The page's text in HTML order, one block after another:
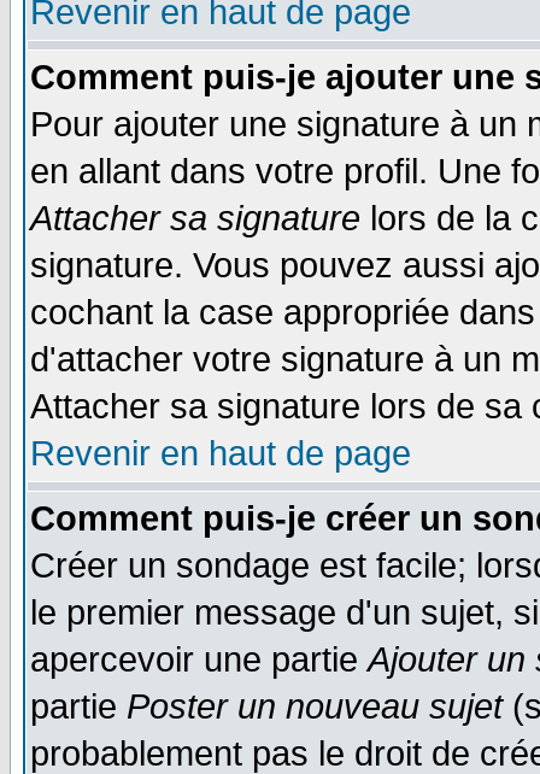
Revenir en haut de page
Comment puis-je ajouter une
Pour ajouter une signature à un
en allant dans votre profil. Une
Attacher sa signature lors de la
signature. Vous pouvez aussi
cochant la case appropriée
d'attacher votre signature à un
Attacher sa signature lors de sa
Revenir en haut de page
Comment puis-je créer un
Créer un sondage est facile;
le premier message d'un sujet,
apercevoir une partieAjouter un
partie Poster un nouveau sujet
probablement pas le droit de